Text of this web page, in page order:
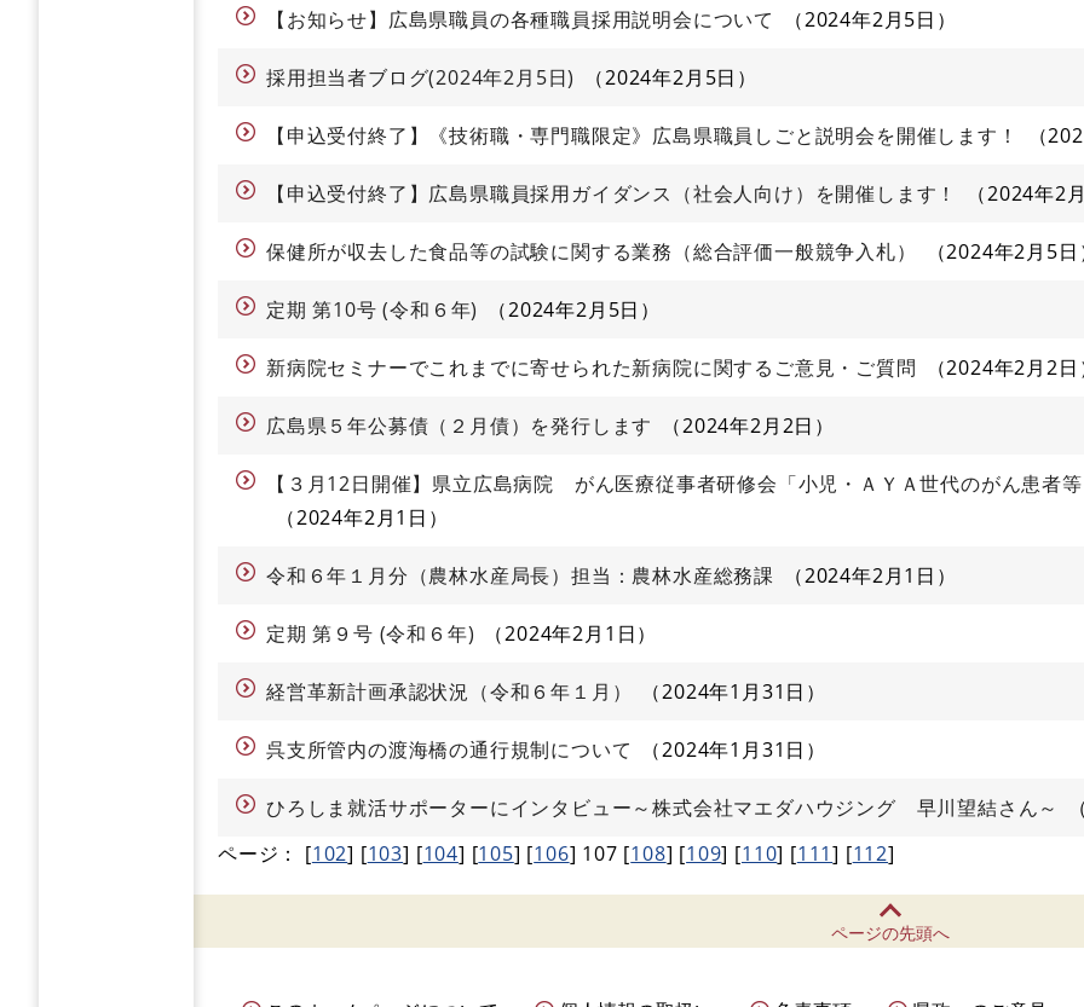
【お知らせ】広島県職員の各種職員採用説明会について 2024年2月5日
採用担当者ブログ(2024年2月5日) 2024年2月5日
【申込受付終了】《技術職・専門職限定》広島県職員しごと説明会を開催します！
【申込受付終了】広島県職員採用ガイダンス（社会人向け）を開催します！ 2024年2
保健所が収去した食品等の試験に関する業務（総合評価一般競争入札） 2024年2月5日
定期 第10号 (令和６年) 2024年2月5日
新病院セミナーでこれまでに寄せられた新病院に関するご意見・ご質問 2024年2月2日
広島県５年公募債（２月債）を発行します 2024年2月2日
【３月12日開催】県立広島病院 がん医療従事者研修会「小児・ＡＹＡ世代のがん患者
2024年2月1日
令和６年１月分（農林水産局長）担当：農林水産総務課 2024年2月1日
定期 第９号 (令和６年) 2024年2月1日
経営革新計画承認状況（令和６年１月） 2024年1月31日
呉支所管内の渡海橋の通行規制について 2024年1月31日
ひろしま就活サポーターにインタビュー～株式会社マエダハウジング 早川望結さん～
ページ：
[102] [103] [104] [105] [106] 107 [108] [109] [110] [111] [112]
ページの先頭へ